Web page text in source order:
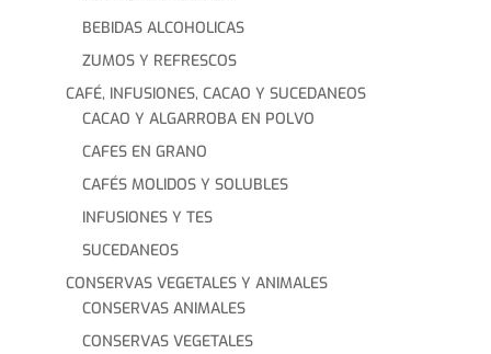
BEBIDAS ALCOHOLICAS
ZUMOS Y REFRESCOS
CAFÉ, INFUSIONES, CACAO Y SUCEDANEOS
CACAO Y ALGARROBA EN POLVO
CAFES EN GRANO
CAFÉS MOLIDOS Y SOLUBLES
INFUSIONES Y TES
SUCEDANEOS
CONSERVAS VEGETALES Y ANIMALES
CONSERVAS ANIMALES
CONSERVAS VEGETALES